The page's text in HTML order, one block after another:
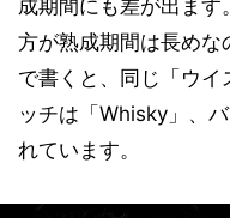
成期間にも差が出ま
方が熟成期間は長め
で書くと、同じ「ウイ
ッチは「Whisky」、
れています。